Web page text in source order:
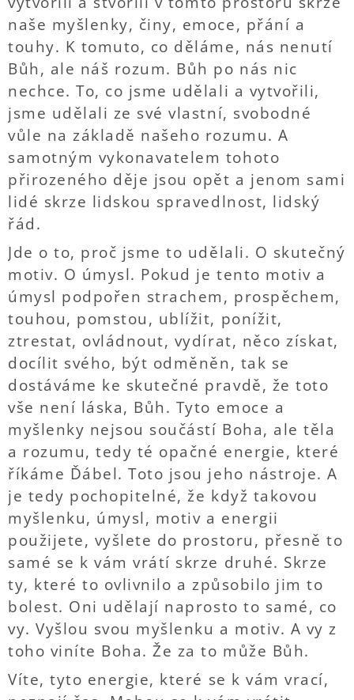
naše myšlenky, činy, emoce, přání a
touhy. K tomuto, co děláme, nás nenutí
Bůh, ale náš rozum. Bůh po nás nic
nechce. To, co jsme udělali a vytvořili,
jsme udělali ze své vlastní, svobodné
vůle na základě našeho rozumu. A
samotným vykonavatelem tohoto
přirozeného děje jsou opět a jenom sami
lidé skrze lidskou spravedlnost, lidský
řád.
Jde o to, proč jsme to udělali. O skutečný
motiv. O úmysl. Pokud je tento motiv a
úmysl podpořen strachem, prospěchem,
touhou, pomstou, ublížit, ponížit,
ztrestat, ovládnout, vydírat, něco získat,
docílit svého, být odměněn, tak se
dostáváme ke skutečné pravdě, že toto
vše není láska, Bůh. Tyto emoce a
myšlenky nejsou součástí Boha, ale těla
a rozumu, tedy té opačné energie, které
říkáme Ďábel. Toto jsou jeho nástroje. A
je tedy pochopitelné, že když takovou
myšlenku, úmysl, motiv a energii
použijete, vyšlete do prostoru, přesně to
samé se k vám vrátí skrze druhé. Skrze
ty, které to ovlivnilo a způsobilo jim to
bolest. Oni udělají naprosto to samé, co
vy. Vyšlou svou myšlenku a motiv. A vy z
toho viníte Boha. Že za to může Bůh.
Víte, tyto energie, které se k vám vrací,